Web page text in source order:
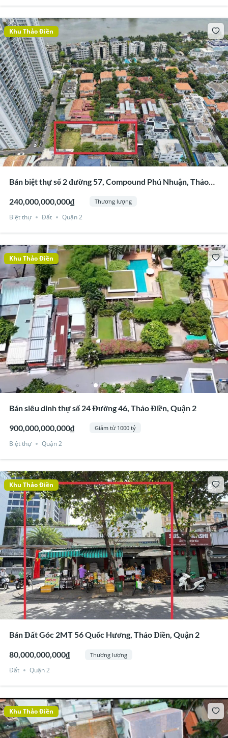
Khu Thảo Điền
Bán biệt thự số 2 đường 57, Compound Phú Nhuận, Thảo
240,000,000,000₫
Thương lượng
Biệt thự Đất Quận 2
Khu Thảo Điền
Bán siêu dinh thự số 24 Đường 46, Thảo Điền, Quận 2
900,000,000,000₫ Giảm từ 1000 tỷ
Biệt thự Quận 2
Khu Thảo Điền
Bán Đất Góc 2MT 56 Quốc Hương, Thảo Điền, Quận 2
80,000,000,000₫ Thương lượng
Đất Quận 2
Khu Thảo Điền